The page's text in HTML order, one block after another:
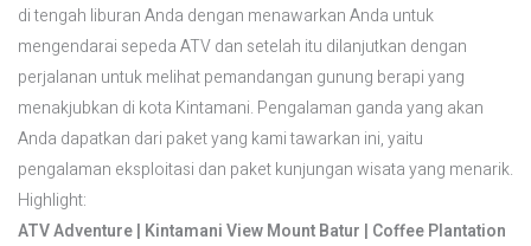
di tengah liburan Anda dengan menawarkan Anda untuk
mengendarai sepeda ATV dan setelah itu dilanjutkan dengan
perjalanan untuk melihat pemandangan gunung berapi yang
menakjubkan di kota Kintamani. Pengalaman ganda yang akan
Anda dapatkan dari paket yang kami tawarkan ini, yaitu
pengalaman eksploitasi dan paket kunjungan wisata yang menarik.
Highlight:
ATV Adventure | Kintamani View Mount Batur | Coffee Plantation